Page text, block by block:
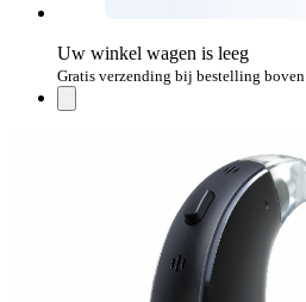
Uw winkel wagen is leeg
Gratis verzending bij bestelling boven